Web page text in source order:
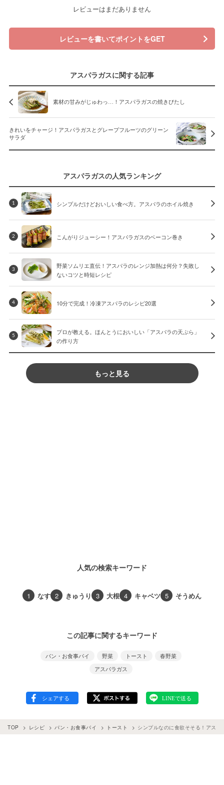
レビューはまだありません
レビューを書いてポイントをGET
アスパラガスに関する記事
素材の甘みがじゅわっ…！アスパラガスの焼きびたし
きれいをチャージ！アスパラガスとグレープフルーツのグリーン
サラダ
アスパラガスの人気ランキング
1 シンプルだけどおいしい食べ方。アスパラのホイル焼き
2 こんがりジューシー！アスパラガスのベーコン巻き
3
野菜ソムリエ直伝！アスパラのレンジ加熱は何分？失敗し
ないコツと時短レシピ
4 10分で完成！冷凍アスパラのレシピ20選
5
プロが教える。ほんとうにおいしい「アスパラの天ぷら」
の作り方
もっと見る
人気の検索キーワード
1 なす 2 きゅうり 3 大根 4 キャベツ 5 そうめん
この記事に関するキーワード
パン・お食事パイ 野菜 トースト
春野菜
アスパラガス
TOP レシピ パン・お食事パイ トースト シンプルなのに食欲そそる！アスパ